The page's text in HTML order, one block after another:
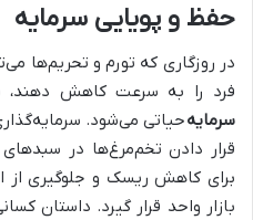
حفظ و پویایی سرمایه
در روزگاری که تورم و تحریم‌ها
فرد را به سرعت کاهش دهند،
سرمایهحیاتی می‌شود.
قرار دادن تخم‌مرغ‌ها در
برای کاهش ریسک و جلوگیری از
بازار واحد قرار گیرد. داستان